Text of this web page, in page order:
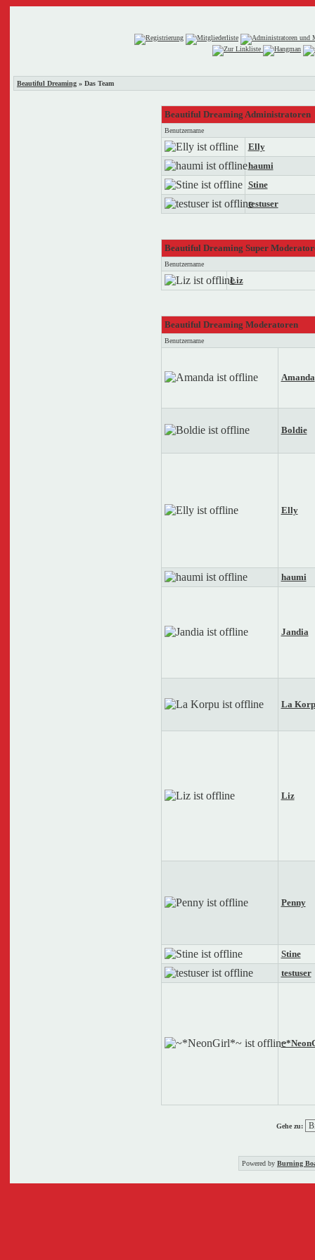
Beautiful Dreaming » Das Team
Beautiful Dreaming Administratoren
Benutzername
Elly
haumi
Stine
testuser
Beautiful Dreaming Super
Benutzername
Liz
Beautiful Dreaming Moderatoren
Benutzername
Amanda
Boldie
Elly
haumi
Jandia
La
Liz
Penny
Stine
testuser
Gehe zu:
Powered by Burning